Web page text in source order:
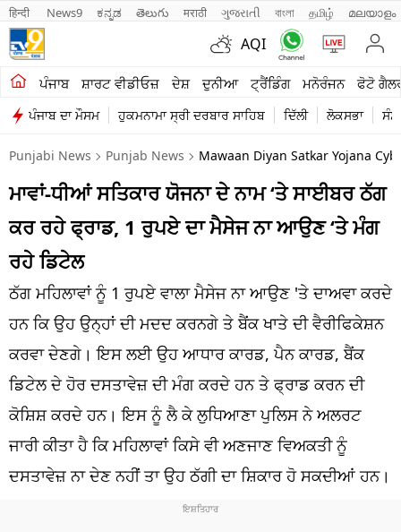
हिन्दी News9 ಕನ್ನಡ తెలుగు मराठी ગુજરાતી বাংলা தமிழ் മലയാളം
AQI
ਪੰਜਾਬ ਸ਼ਾਰਟ ਵੀਡੀਓਜ਼ ਦੇਸ਼ ਦੁਨੀਆ ਟ੍ਰੈਂਡਿੰਗ ਮਨੋਰੰਜਨ ਫੋਟੋ
ਪੰਜਾਬ ਦਾ ਮੌਸਮ ਹੁਕਮਨਾਮਾ ਸ੍ਰੀ ਦਰਬਾਰ ਸਾਹਿਬ ਦਿੱਲੀ ਲੋਕਸਭਾ
ਖੇਤੀਬਾੜੀ
ਸ਼ਾਰਟ ਵੀਡੀਓਜ਼
ਕਾਰੋਬਾਰ
ਕਰਿਅਰ
ਦੇਸ਼
ਲਾਈਫ ਸਟਾਈਲ
ਪੰਜਾਬ
ਧਰਮ
ਖੇਡਾਂ
Punjabi News Punjab News Mawaan Diyan Satkar Yojana
ਮਾਵਾਂ-ਧੀਆਂ ਸਤਿਕਾਰ ਯੋਜਨਾ ਦੇ ਨਾਮ ‘ਤੇ ਸਾਈਬਰ ਠੱਗ
ਕਰ ਰਹੇ ਫ੍ਰਾਡ, 1 ਰੁਪਏ ਦਾ ਮੈਸੇਜ ਨਾ ਆਉਣ ‘ਤੇ ਮੰਗ
ਰਹੇ ਡਿਟੇਲ
ਠੱਗ ਮਹਿਲਾਵਾਂ ਨੂੰ 1 ਰੁਪਏ ਵਾਲਾ ਮੈਸੇਜ ਨਾ ਆਉਣ 'ਤੇ ਦਾਅਵਾ ਕਰਦੇ
ਹਨ ਕਿ ਉਹ ਉਨ੍ਹਾਂ ਦੀ ਮਦਦ ਕਰਨਗੇ ਤੇ ਬੈਂਕ ਖਾਤੇ ਦੀ ਵੈਰੀਫਿਕੇਸ਼ਨ
ਕਰਵਾ ਦੇਣਗੇ। ਇਸ ਲਈ ਉਹ ਆਧਾਰ ਕਾਰਡ, ਪੈਨ ਕਾਰਡ, ਬੈਂਕ
ਡਿਟੇਲ ਦੇ ਹੋਰ ਦਸਤਾਵੇਜ਼ ਦੀ ਮੰਗ ਕਰਦੇ ਹਨ ਤੇ ਫ੍ਰਾਡ ਕਰਨ ਦੀ
ਕੋਸ਼ਿਸ਼ ਕਰਦੇ ਹਨ। ਇਸ ਨੂੰ ਲੈ ਕੇ ਲੁਧਿਆਣਾ ਪੁਲਿਸ ਨੇ ਅਲਰਟ
ਜਾਰੀ ਕੀਤਾ ਹੈ ਕਿ ਮਹਿਲਾਵਾਂ ਕਿਸੇ ਵੀ ਅਣਜਾਣ ਵਿਅਕਤੀ ਨੂੰ
ਦਸਤਾਵੇਜ਼ ਨਾ ਦੇਣ ਨਹੀਂ ਤਾ ਉਹ ਠੱਗੀ ਦਾ ਸ਼ਿਕਾਰ ਹੋ ਸਕਦੀਆਂ ਹਨ।